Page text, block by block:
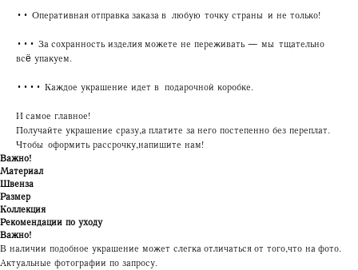
•• Оперативная отправка заказа в любую точку страны и не только!
••• За сохранность изделия можете не переживать — мы тщательно
всё упакуем.
•••• Каждое украшение идет в подарочной коробке.
И самое главное!
Получайте украшение сразу, а платите за него постепенно без переплат.
Чтобы оформить рассрочку, напишите нам!
Важно!
Материал
Швенза
Размер
Коллекция
Рекомендации по уходу
Важно!
В наличии подобное украшение может слегка отличаться от того, что на фото.
Актуальные фотографии по запросу.